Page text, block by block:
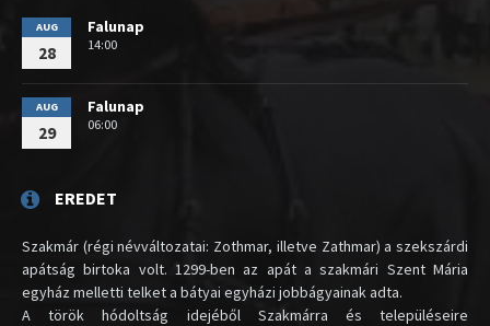
AUG
28
Falunap
14:00
AUG
29
Falunap
06:00
EREDET
Szakmár (régi névváltozatai: Zothmar, illetve Zathmar) a szekszárdi
apátság birtoka volt. 1299-ben az apát a szakmári Szent Mária
egyház melletti telket a bátyai egyházi jobbágyainak adta.
A török hódoltság idejéből Szakmárra és településeire